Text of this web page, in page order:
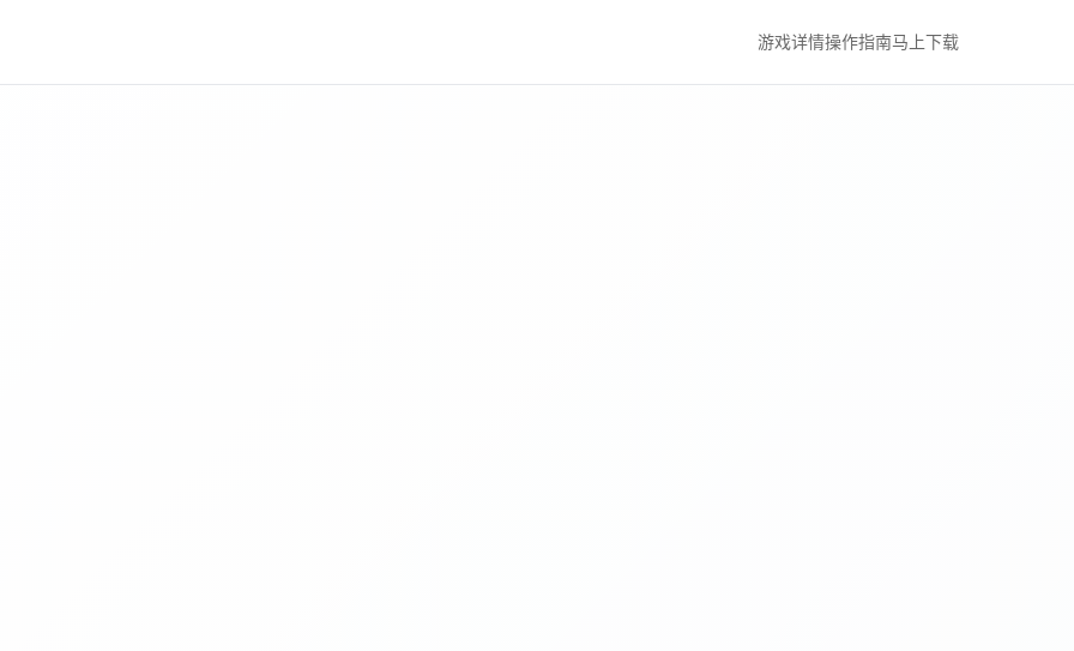
游戏详情操作指南马上下载